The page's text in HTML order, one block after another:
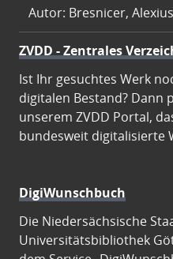
Autor: Bresnicer, Alexius
ZVDD - Zentrales
Ist Ihr gesuchtes Werk
digitalen Bestand? Dann
unserem ZVDD Portal,
bundesweit digitalisierte
DigiWunschbuch
Die Niedersächsische
Universitätsbibliothek